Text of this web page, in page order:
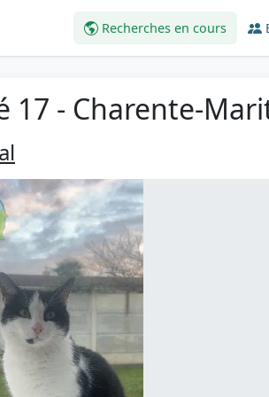
Recherches en cours
17 - Charente-